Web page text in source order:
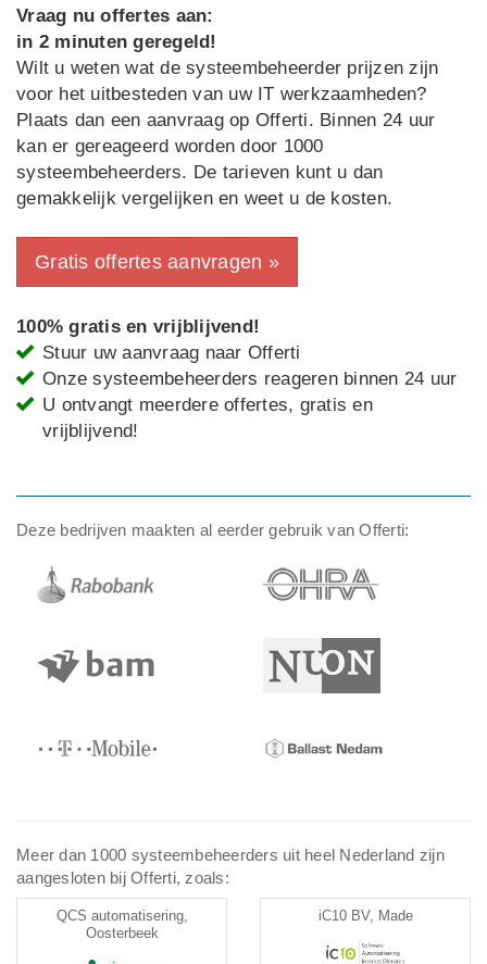
Vraag nu offertes aan:
in 2 minuten geregeld!
Wilt u weten wat de systeembeheerder prijzen zijn
voor het uitbesteden van uw IT werkzaamheden?
Plaats dan een aanvraag op Offerti. Binnen 24 uur
kan er gereageerd worden door 1000
systeembeheerders. De tarieven kunt u dan
gemakkelijk vergelijken en weet u de kosten.
Gratis offertes aanvragen »
100% gratis en vrijblijvend!
Stuur uw aanvraag naar Offerti
Onze systeembeheerders reageren binnen 24 uur
U ontvangt meerdere offertes, gratis en
vrijblijvend!
Deze bedrijven maakten al eerder gebruik van Offerti:
Meer dan 1000 systeembeheerders uit heel Nederland zijn
aangesloten bij Offerti, zoals:
QCS automatisering,
Oosterbeek
iC10 BV, Made